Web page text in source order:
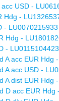
USD -
Hdg -
- LU0070215933
Hdg -
- LU0115104423
A acc EUR Hdg
A acc USD -
A dist EUR Hdg
D acc EUR Hdg